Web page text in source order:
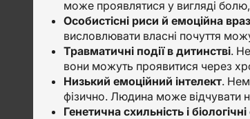
може проявлятися у вигляді
Особистісні риси й емоційна
висловлювати власні почуття
Травматичні події в дитинстві.
вони можуть проявитися через
Низький емоційний інтелект.
фізично. Людина може відчувати
Генетична схильність і